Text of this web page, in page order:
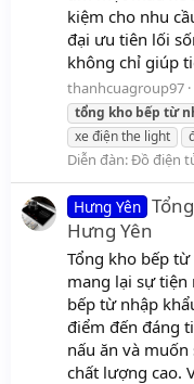
kiệm cho nhu
đại ưu tiên lối
không chỉ giúp
thanhcuagroup97
tổng kho bếp từ
xe điện the light
Diễn đàn:Đồ điện
Hưng Yên
Hưng Yên
Tổng kho bếp
mang lại sự tiện
bếp từ nhập
điểm đến đáng
nấu ăn và
chất lượng cao.